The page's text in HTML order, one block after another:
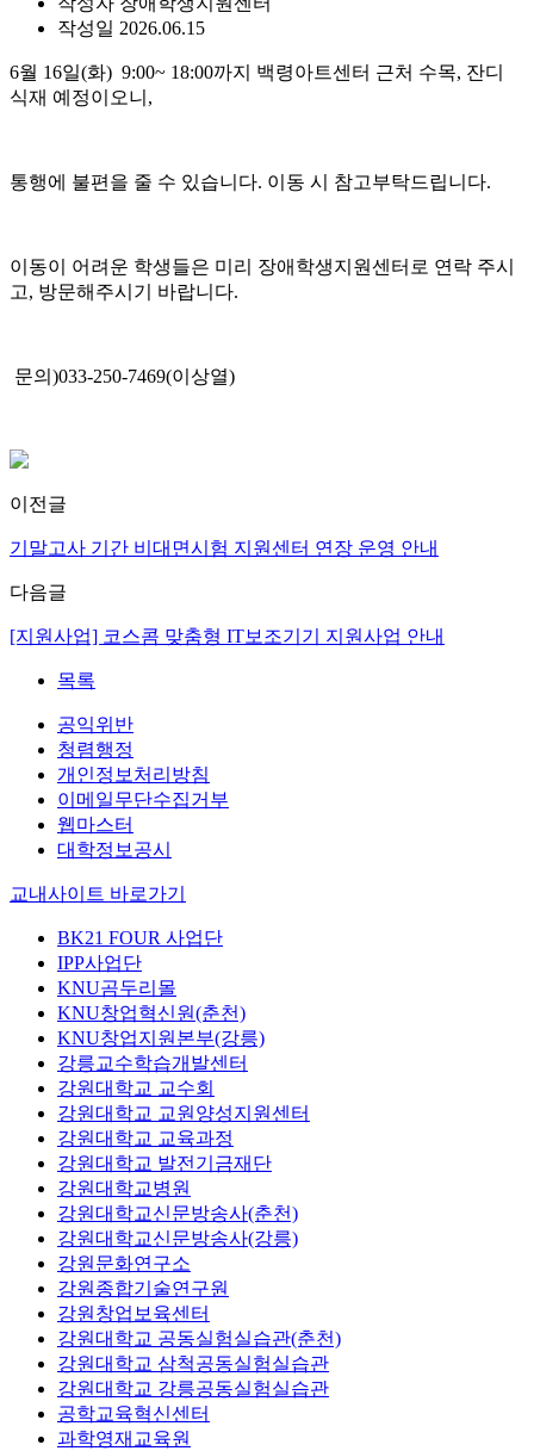
작성일 2026.06.15
6월 16일(화) 9:00~ 18:00까지 백령아트센터 근처 수목, 잔디
식재 예정이오니,
통행에 불편을 줄 수 있습니다. 이동 시 참고부탁드립니다.
이동이 어려운 학생들은 미리 장애학생지원센터로 연락 주시
고, 방문해주시기 바랍니다.
문의)033-250-7469(이상열)
이전글
기말고사 기간 비대면시험 지원센터 연장 운영 안내
다음글
[지원사업] 코스콤 맞춤형 IT보조기기 지원사업 안내
목록
공익위반
청렴행정
개인정보처리방침
이메일무단수집거부
웹마스터
대학정보공시
교내사이트 바로가기
BK21 FOUR 사업단
IPP사업단
KNU곰두리몰
KNU창업혁신원(춘천)
KNU창업지원본부(강릉)
강릉교수학습개발센터
강원대학교 교수회
강원대학교 교원양성지원센터
강원대학교 교육과정
강원대학교 발전기금재단
강원대학교병원
강원대학교신문방송사(춘천)
강원대학교신문방송사(강릉)
강원문화연구소
강원종합기술연구원
강원창업보육센터
강원대학교 공동실험실습관(춘천)
강원대학교 삼척공동실험실습관
강원대학교 강릉공동실험실습관
공학교육혁신센터
과학영재교육원